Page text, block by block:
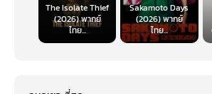
The Isolate Thief
(2026) พากย์
ไทย...
Sakamoto Days
(2026) พากย์
ไทย...